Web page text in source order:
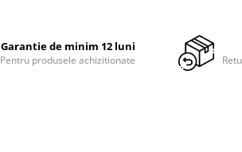
Garantie de minim 12 luni
Pentru produsele achizitionate